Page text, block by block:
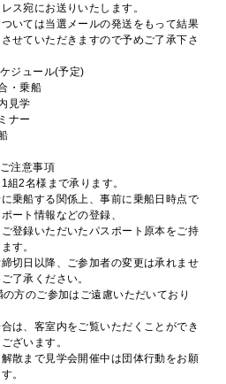
ス宛にお送りいたします。
いては当選メールの発送をもって結果
せていただきますので予めご了承下さ
ジュール(予定)
・乗船
見学
ナー
注意事項
1組2名様まで承ります。
に乗船する関係上、事前に乗船日時点で
ート情報などの登録、
登録いただいたパスポート原本をご持
す。
切日以降、ご参加者の変更は承れませ
了承ください。
の方のご参加はご遠慮いただいており
合は、客室内をご覧いただくことができ
ざいます。
解散まで見学会開催中は団体行動をお願
。